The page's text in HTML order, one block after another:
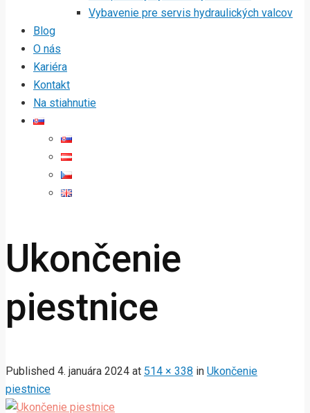
Vybavenie pre servis hydraulických valcov
Blog
O nás
Kariéra
Kontakt
Na stiahnutie
Ukončenie
piestnice
Published 4. januára 2024 at 514 × 338 in Ukončenie
piestnice